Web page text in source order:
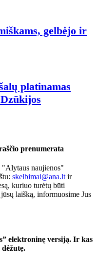
gelbėjo ir
platinamas
prenumerata
"Alytaus naujienos"
skelbimai@ana.ltir
kuriuo turėtų būti
laišką, informuosime Jus
elektroninę versiją. Ir kas